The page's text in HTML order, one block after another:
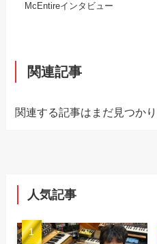
McEntireインタビュー
関連記事
関連する記事はまだ見つかり
人気記事